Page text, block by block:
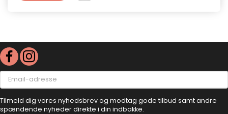
Email-
adresse
Tilmeld dig vores nyhedsbrev og modtag gode tilbud samt andre
spændende nyheder direkte i din indbakke.